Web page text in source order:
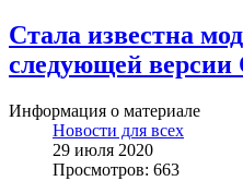
Стала известна
следующей версии
Информация о материале
Новости для всех
29 июля 2020
Просмотров: 663